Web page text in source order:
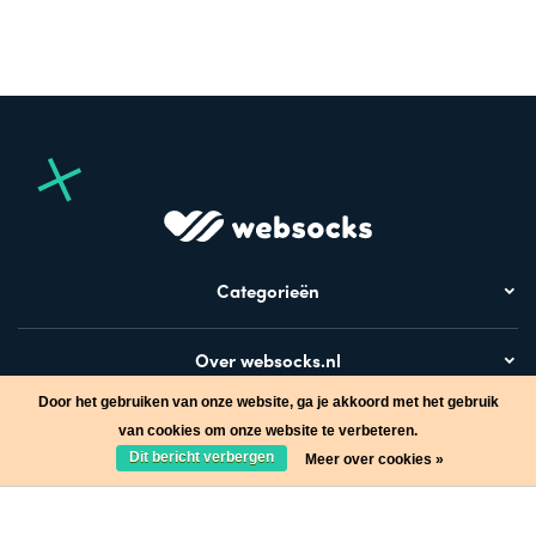
Categorieën
Over websocks.nl
Bezoek ook
Door het gebruiken van onze website, ga je akkoord met het gebruik
van cookies om onze website te verbeteren.
Dit bericht verbergen
Meer over cookies »